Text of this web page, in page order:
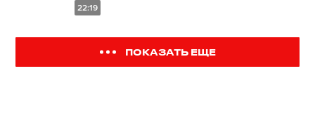
22:19
ПОКАЗАТЬ ЕЩЕ